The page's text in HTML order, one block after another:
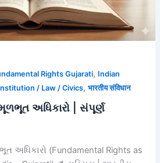
Rights Gujarati, Indian
/ Law / Civics, भारतीय संविधान
અધિકારો | સંપૂર્ણ
અધિકારો (Fundamental Rights as